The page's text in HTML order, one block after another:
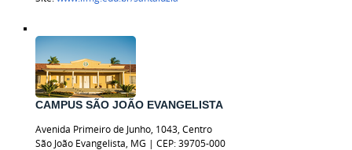
CAMPUS SÃO JOÃO EVANGELISTA
Avenida Primeiro de Junho, 1043, Centro
São João Evangelista, MG | CEP: 39705-000